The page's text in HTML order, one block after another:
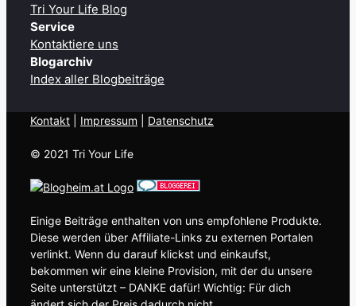
Tri Your Life Blog
Service
Kontaktiere uns
Blogarchiv
Index aller Blogbeiträge
Kontakt Impressum Datenschutz
© 2021 Tri Your Life
Einige Beiträge enthalten von uns empfohlene Produkte.
Diese werden über Affiliate-Links zu externen Portalen
verlinkt. Wenn du darauf klickst und einkaufst,
bekommen wir eine kleine Provision, mit der du unsere
Seite unterstützt – DANKE dafür! Wichtig: Für dich